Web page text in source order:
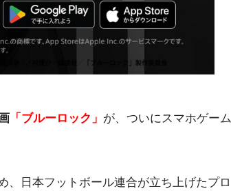
「ブルーロック」 が、ついにスマホゲーム
、日本フットボール連合が立ち上げたプロ